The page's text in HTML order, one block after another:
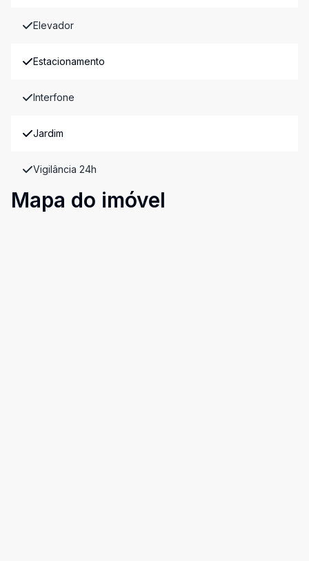
Elevador
Estacionamento
Interfone
Jardim
Vigilância 24h
Mapa do imóvel